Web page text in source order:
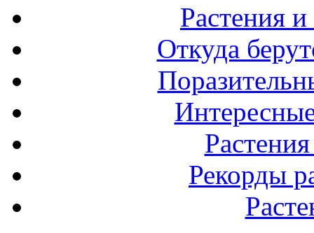
Растения
Откуда
Рекорды